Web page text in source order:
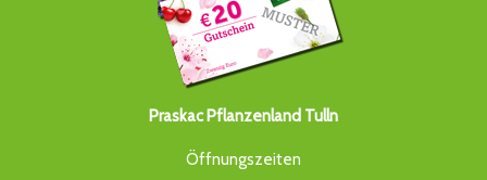
Praskac Pflanzenland Tulln
Öffnungszeiten